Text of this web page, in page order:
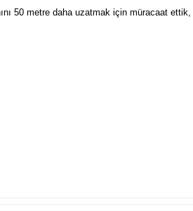
50 metre daha uzatmak için müracaat ettik,